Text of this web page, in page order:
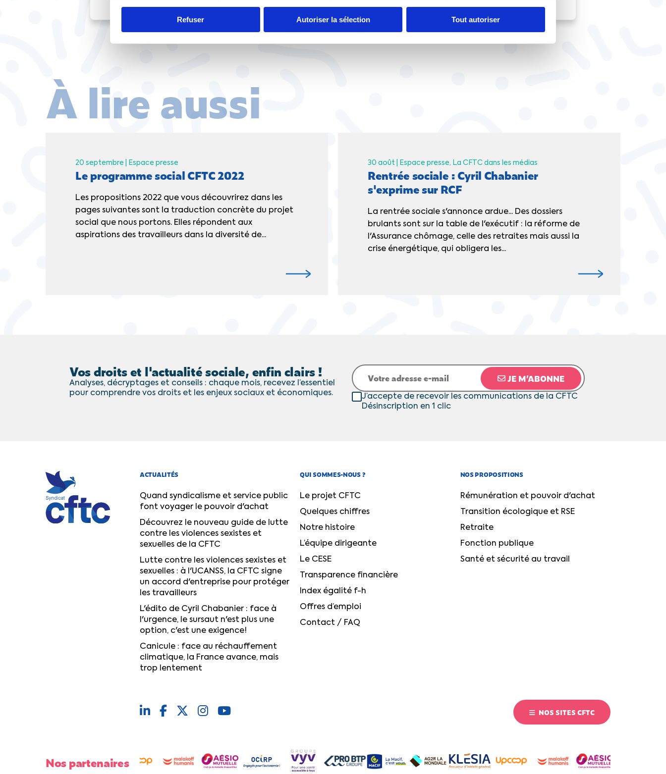
Refuser Autoriser la sélection Tout autoriser
À lire aussi
20 septembre | Espace presse
Le programme social CFTC 2022
Les propositions 2022 que vous découvrirez dans les
pages suivantes sont la traduction concrète du projet
social que nous portons. Elles répondent aux
aspirations des travailleurs dans la diversité de...
30 août | Espace presse La CFTC dans les médias
Rentrée sociale : Cyril Chabanier
s'exprime sur RCF
La rentrée sociale s'annonce ardue... Des dossiers
brulants sont sur la table de l'exécutif : la réforme de
l'Assurance chômage, celle des retraites mais aussi la
crise énergétique, qui obligera les...
Vos droits et l'actualité sociale, enfin clairs !
Analyses, décryptages et conseils : chaque mois, recevez l’essentiel
pour comprendre vos droits et les enjeux sociaux et économiques.
JE M’ABONNE
J’accepte de recevoir les communications de la CFTC
Désinscription en 1 clic
ACTUALITÉS
Quand syndicalisme et service public
font voyager le pouvoir d'achat
Découvrez le nouveau guide de lutte
contre les violences sexistes et
sexuelles de la CFTC
Lutte contre les violences sexistes et
sexuelles : à l'UCANSS, la CFTC signe
un accord d'entreprise pour protéger
les travailleurs
L'édito de Cyril Chabanier : face à
l'urgence, le sursaut n'est plus une
option, c'est une exigence!
Canicule : face au réchauffement
climatique, la France avance, mais
trop lentement
QUI SOMMES-NOUS ?
Le projet CFTC
Quelques chiffres
Notre histoire
L’équipe dirigeante
Le CESE
Transparence financière
Index égalité f-h
Offres d’emploi
Contact / FAQ
NOS PROPOSITIONS
Rémunération et pouvoir d'achat
Transition écologique et RSE
Retraite
Fonction publique
Santé et sécurité au travail
NOS SITES CFTC
Nos partenaires